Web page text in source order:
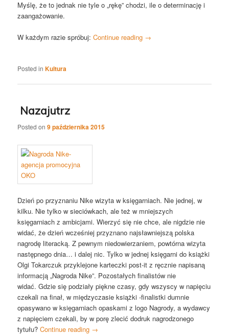
Myślę, że to jednak nie tyle o „rękę” chodzi, ile o determinację i
zaangażowanie.
W każdym razie spróbuj: Continue reading →
Posted in Kultura
Nazajutrz
Posted on9 października 2015
Dzień po przyznaniu Nike wizyta w księgarniach. Nie jednej, w
kilku. Nie tylko w sieciówkach, ale też w mniejszych
księgarniach z ambicjami. Wierzyć się nie chce, ale nigdzie nie
widać, że dzień wcześniej przyznano najsławniejszą polska
nagrodę literacką. Z pewnym niedowierzaniem, powtórna wizyta
następnego dnia… i dalej nic. Tylko w jednej księgarni do książki
Olgi Tokarczuk przyklejone karteczki post-it z ręcznie napisaną
informacją „Nagroda Nike”. Pozostałych finalistów nie
widać.Gdzie się podziały piękne czasy, gdy wszyscy w napięciu
czekali na finał, w międzyczasie książki -finalistki dumnie
opasywano w księgarniach opaskami z logo Nagrody, a wydawcy
z napięciem czekali, by w porę zlecić dodruk nagrodzonego
tytułu?Continue reading →